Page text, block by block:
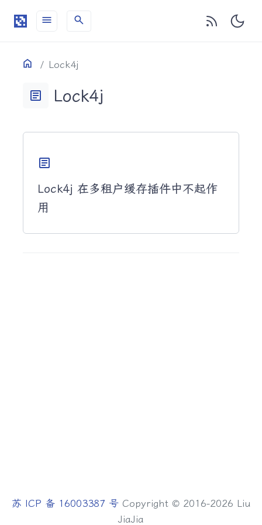
menu search
Home Lock4j
目录
article Lock4j
article
Lock4j 在多租户缓存插件中不起作
用
苏 ICP 备 16003387 号 Copyright © 2016-2026 Liu
JiaJia